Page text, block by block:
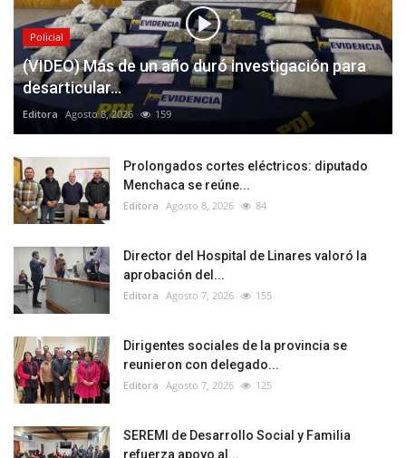
Policial
(VIDEO) Más de un año duró investigación para
desarticular...
Editora Agosto 8, 2026 159
Prolongados cortes eléctricos: diputado
Menchaca se reúne...
Editora Agosto 8, 2026 84
Director del Hospital de Linares valoró la
aprobación del...
Editora Agosto 7, 2026 155
Dirigentes sociales de la provincia se
reunieron con delegado...
Editora Agosto 7, 2026 125
SEREMI de Desarrollo Social y Familia
refuerza apoyo al...